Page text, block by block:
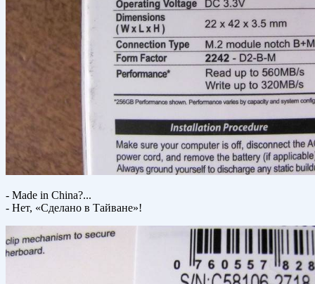
- Made in China?...
- Нет, «Сделано в Тайване»!